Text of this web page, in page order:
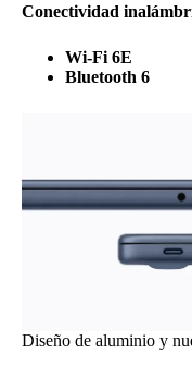
Conectividad
Wi-Fi 6E
Bluetooth 6
Diseño de aluminio y